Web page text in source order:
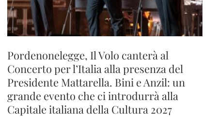
Pordenonelegge, Il Volo canterà al
Concerto per l’Italia alla presenza del
Presidente Mattarella. Bini e Anzil: un
grande evento che ci introdurrà alla
Capitale italiana della Cultura 2027